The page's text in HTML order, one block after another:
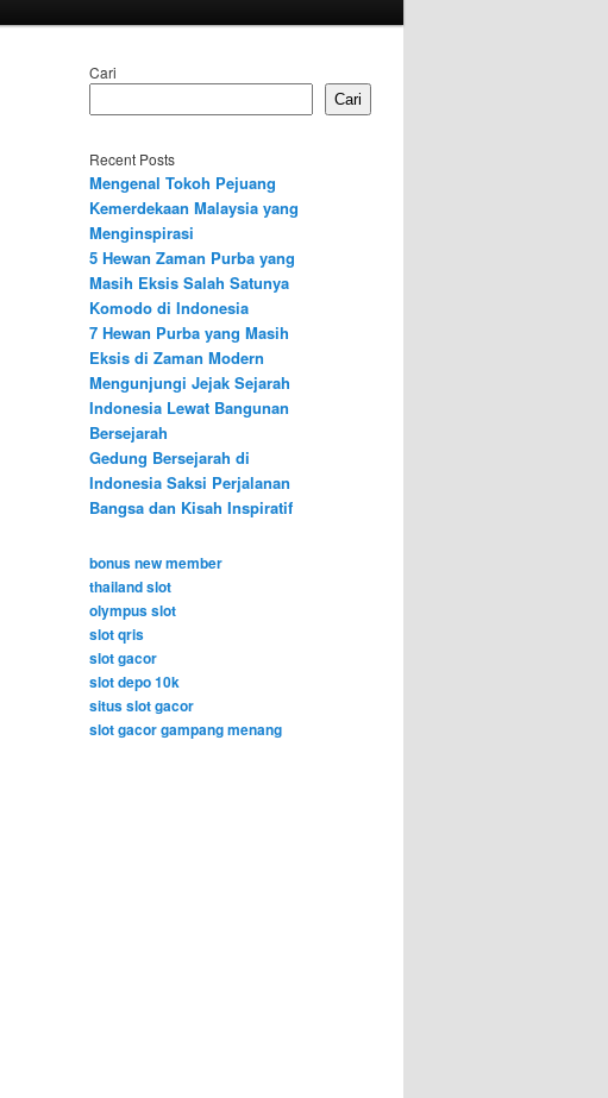
Cari
Cari
Recent Posts
Mengenal Tokoh Pejuang
Kemerdekaan Malaysia yang
Menginspirasi
5 Hewan Zaman Purba yang
Masih Eksis Salah Satunya
Komodo di Indonesia
7 Hewan Purba yang Masih
Eksis di Zaman Modern
Mengunjungi Jejak Sejarah
Indonesia Lewat Bangunan
Bersejarah
Gedung Bersejarah di
Indonesia Saksi Perjalanan
Bangsa dan Kisah Inspiratif
bonus new member
thailand slot
olympus slot
slot qris
slot gacor
slot depo 10k
situs slot gacor
slot gacor gampang menang